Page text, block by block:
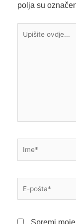
polja su
ovdje...
pošta*